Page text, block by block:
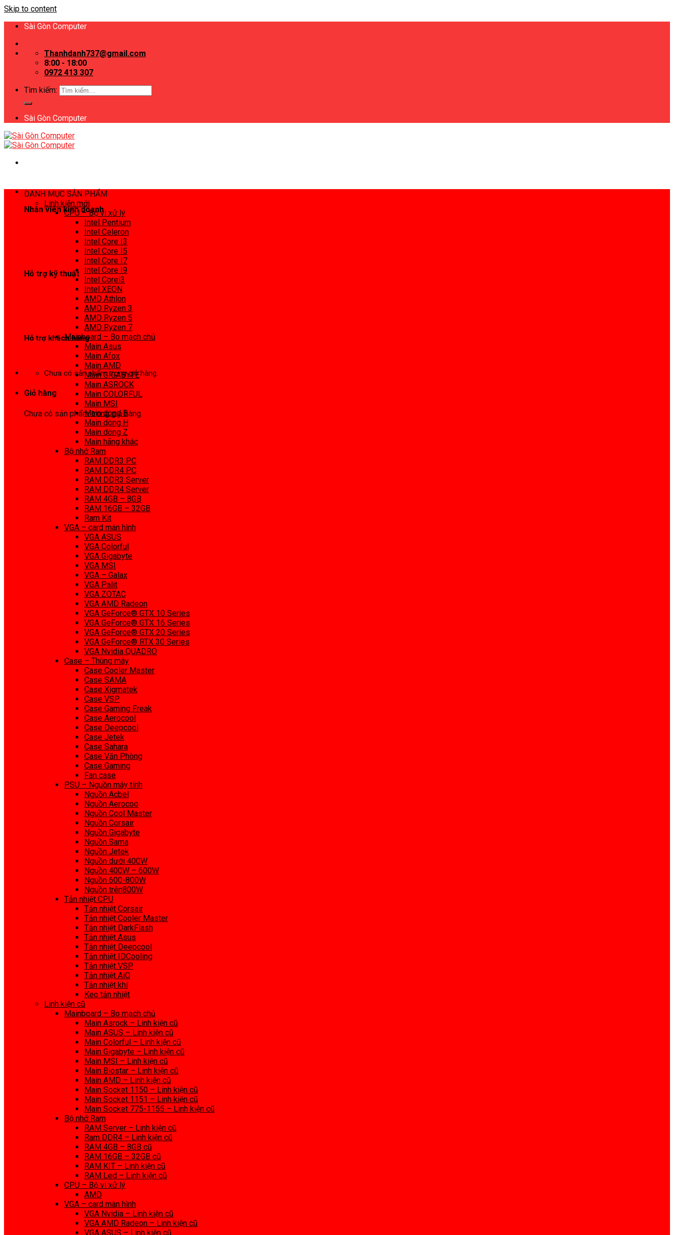
Skip to content
Sài Gòn Computer
Thanhdanh737@gmail.com
8:00 - 18:00
0972 413 307
Tìm kiếm:
Sài Gòn Computer
Nhân viên kinh doanh
Hỗ trợ kỹ thuật
Hỗ trợ khách hàng
Chưa có sản phẩm trong giỏ hàng.
Giỏ hàng
Chưa có sản phẩm trong giỏ hàng.
DANH MỤC SẢN PHẨM
Linh kiện mới
CPU – Bộ vi xử lý
Intel Pentium
Intel Celeron
Intel Core I3
Intel Core I5
Intel Core I7
Intel Core I9
Intel Corei3
Intel XEON
AMD Athlon
AMD Ryzen 3
AMD Ryzen 5
AMD Ryzen 7
Mainboard – Bo mạch chủ
Main Asus
Main Afox
Main AMD
Main GIGABYTE
Main ASROCK
Main COLORFUL
Main MSI
Main dòng B
Main dòng H
Main dòng Z
Main hãng khác
Bộ nhớ Ram
RAM DDR3 PC
RAM DDR4 PC
RAM DDR3 Server
RAM DDR4 Server
RAM 4GB – 8GB
RAM 16GB – 32GB
Ram Kit
VGA – card màn hình
VGA ASUS
VGA Colorful
VGA Gigabyte
VGA MSI
VGA – Galax
VGA Palit
VGA ZOTAC
VGA AMD Radeon
VGA GeForce® GTX 10 Series
VGA GeForce® GTX 16 Series
VGA GeForce® GTX 20 Series
VGA GeForce® RTX 30 Series
VGA Nvidia QUADRO
Case – Thùng máy
Case Cooler Master
Case SAMA
Case Xigmatek
Case VSP
Case Gaming Freak
Case Aerocool
Case Deepcool
Case Jetek
Case Sahara
Case Văn Phòng
Case Gaming
Fan case
PSU – Nguồn máy tính
Nguồn Acbel
Nguồn Aerocoo
Nguồn Cool Master
Nguồn Corsair
Nguồn Gigabyte
Nguồn Sama
Nguồn Jetek
Nguồn dưới 400W
Nguồn 400W – 600W
Nguồn 600-800W
Nguồn trên800W
Tản nhiệt CPU
Tản nhiệt Corsair
Tản nhiệt Cooler Master
Tản nhiệt DarkFlash
Tản nhiệt Asus
Tản nhiệt Deepcool
Tản nhiệt IDCooling
Tản nhiệt VSP
Tản nhiệt AiO
Tản nhiệt khí
Keo tản nhiệt
Linh kiện cũ
Mainboard – Bo mạch chủ
Main Asrock – Linh kiện cũ
Main ASUS – Linh kiện cũ
Main Colorful – Linh kiện cũ
Main Gigabyte – Linh kiện cũ
Main MSI – Linh kiện cũ
Main Biostar – Linh kiện cũ
Main AMD – Linh kiện cũ
Main Socket 1150 – Linh kiện cũ
Main Socket 1151 – Linh kiện cũ
Main Socket 775-1155 – Linh kiện cũ
Bộ nhớ Ram
RAM Server – Linh kiện cũ
Ram DDR4 – Linh kiện cũ
RAM 4GB – 8GB cũ
RAM 16GB – 32GB cũ
RAM KIT – Linh kiện cũ
RAM Led – Linh kiện cũ
CPU – Bộ vi xử lý
AMD
VGA – card màn hình
VGA Nvidia – Linh kiện cũ
VGA AMD Radeon – Linh kiện cũ
VGA ASUS – Linh kiện cũ